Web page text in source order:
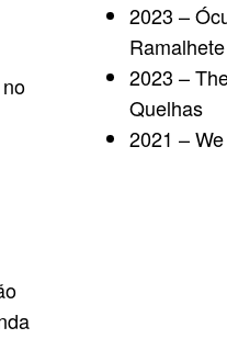
2023 –
Ramalhete
2023 –
Quelhas
2021 –